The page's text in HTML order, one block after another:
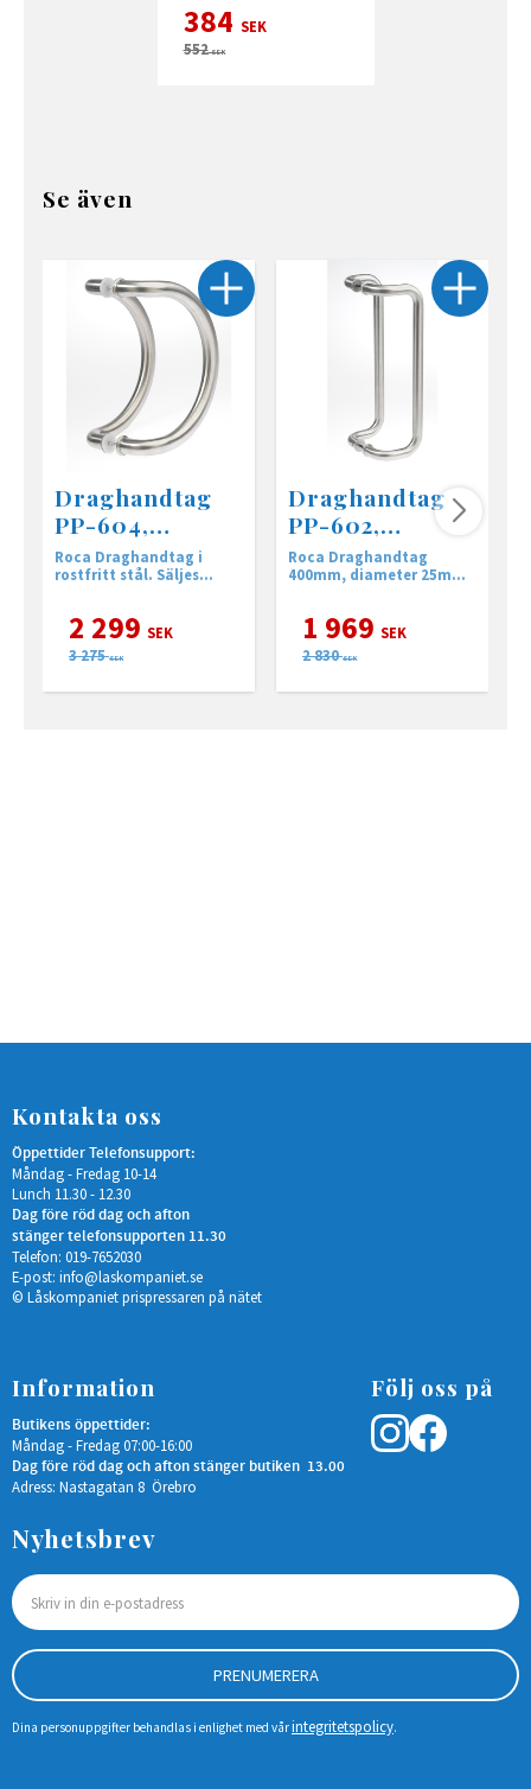
384 SEK
552SEK
Se även
Draghandtag
PP-604,
32x300mm
Roca Draghandtag i
rostfritt stål. Säljes
2 299 SEK
3 275 SEK
Draghandtag
PP-602,
25x400mm
Roca Draghandtag
400mm, diameter 25mm
1 969 SEK
2 830 SEK
Kontakta oss
Öppettider Telefonsupport:
Måndag - Fredag 10-14
Lunch 11.30 - 12.30
Dag före röd dag och afton
stänger telefonsupporten 11.30
Telefon: 019-7652030
E-post: info@laskompaniet.se
© Låskompaniet prispressaren på nätet
Information
Butikens öppettider:
Måndag - Fredag 07:00-16:00
Dag före röd dag och afton stänger butiken 13.00
Adress: Nastagatan 8 Örebro
Följ oss på
Nyhetsbrev
PRENUMERERA
Dina personuppgifter behandlas i enlighet med vårintegritetspolicy.